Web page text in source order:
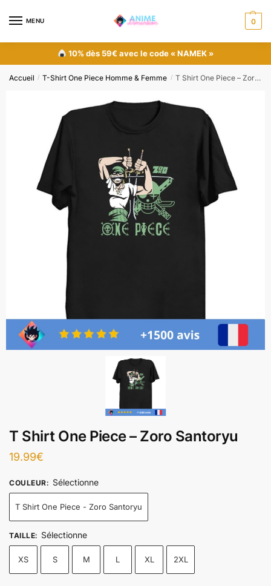
MENU 0
10% dès 59€ avec le code « NAMEK »
Accueil / T-Shirt One Piece Homme & Femme / T Shirt One Piece – Zoro Santoryu
T Shirt One Piece – Zoro Santoryu
19.99€
COULEUR: Sélectionne
T Shirt One Piece - Zoro Santoryu
TAILLE: Sélectionne
XS S M L XL 2XL